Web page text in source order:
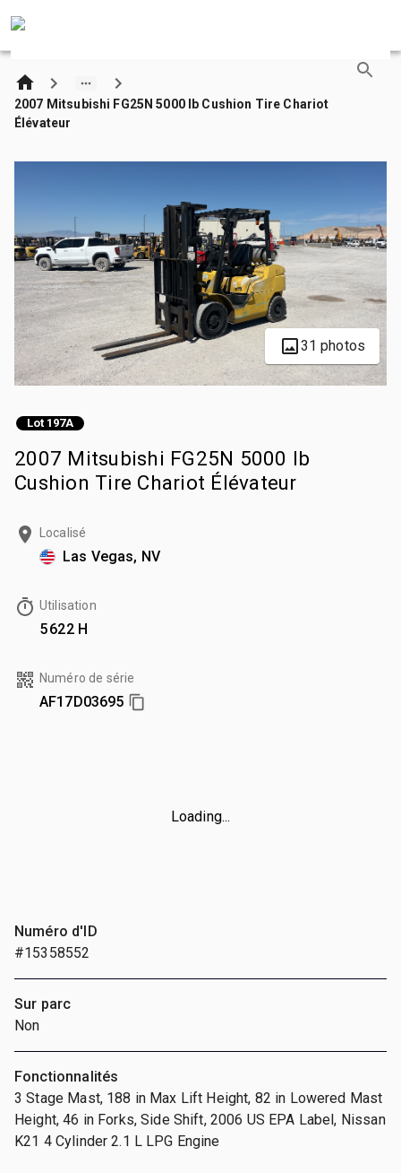
2007 Mitsubishi FG25N 5000 lb Cushion Tire Chariot
Élévateur
31 photos
Lot 197A
2007 Mitsubishi FG25N 5000 lb
Cushion Tire Chariot Élévateur
Localisé
Las Vegas, NV
Utilisation
5 622 H
Numéro de série
AF17D03695
Loading...
Numéro d'ID
#15358552
Sur parc
Non
Fonctionnalités
3 Stage Mast, 188 in Max Lift Height, 82 in Lowered Mast
Height, 46 in Forks, Side Shift, 2006 US EPA Label, Nissan
K21 4 Cylinder 2.1 L LPG Engine